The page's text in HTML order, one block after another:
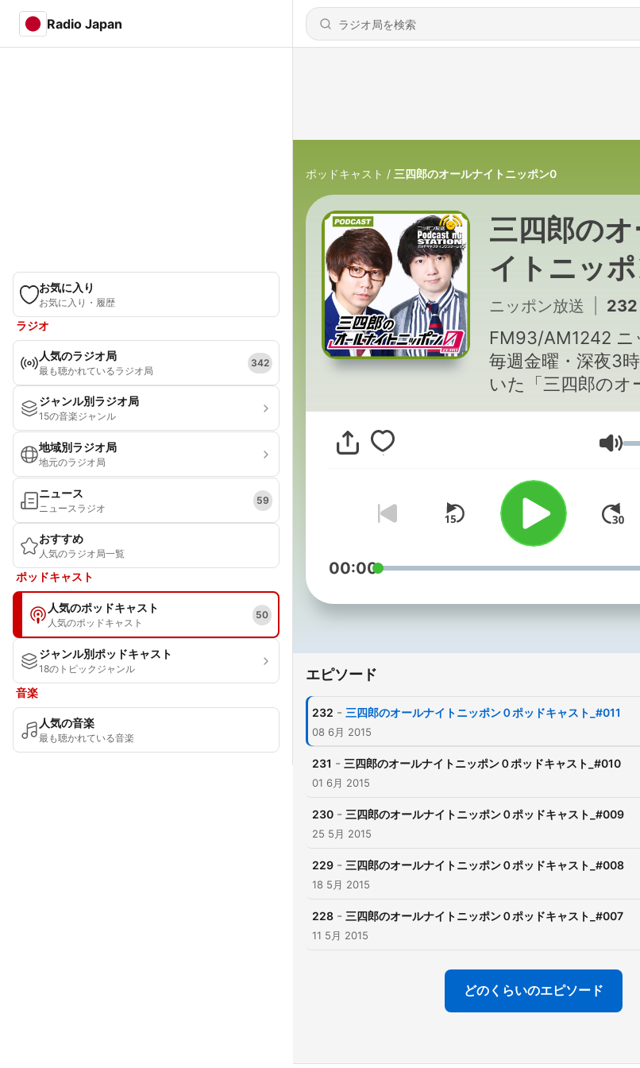
Radio Japan
お気に入り
お気に入り・履歴
ラジオ
人気のラジオ局
最も聴かれているラジオ局
342
ジャンル別ラジオ局
15の音楽ジャンル
地域別ラジオ局
地元のラジオ局
ニュース
ニュースラジオ
59
おすすめ
人気のラジオ局一覧
ポッドキャスト
人気のポッドキャスト
人気のポッドキャスト
50
ジャンル別ポッドキャスト
18のトピックジャンル
音楽
人気の音楽
最も聴かれている音楽
ポッドキャスト 三四郎のオールナイトニッポン0
三四郎の
イトニッ
ニッポン放送 232 - 三四郎のオ
FM93/AM1242 ニ
毎週金曜・深夜3
いた「三四郎のオ
ッポン0」のポッ
音
00:00
エピソード
232 - 三四郎のオールナイトニッポン０ポッドキャスト_#011
08 6月 2015
231 - 三四郎のオールナイトニッポン０ポッドキャスト_#010
01 6月 2015
230 - 三四郎のオールナイトニッポン０ポッドキャスト_#009
25 5月 2015
229 - 三四郎のオールナイトニッポン０ポッドキャスト_#008
18 5月 2015
228 - 三四郎のオールナイトニッポン０ポッドキャスト_#007
11 5月 2015
どのくらいのエピソード